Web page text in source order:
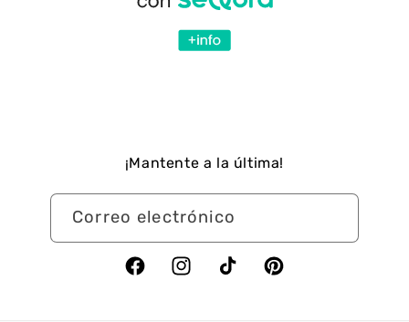
¡Mantente a la última!
Correo electrónico
FacebookInstagramTikTok Pinterest